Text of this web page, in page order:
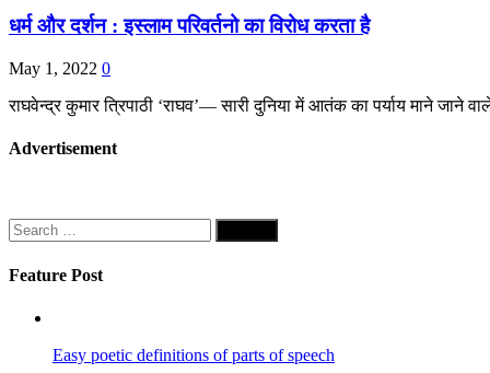
धर्म और दर्शन : इस्लाम परिवर्तनो का विरोध करता है
May 1, 2022 0
राघवेन्द्र कुमार त्रिपाठी ‘राघव’— सारी दुनिया में आतंक का पर्याय माने जाने
Advertisement
Search
for:
Feature Post
Easy poetic definitions of parts of speech